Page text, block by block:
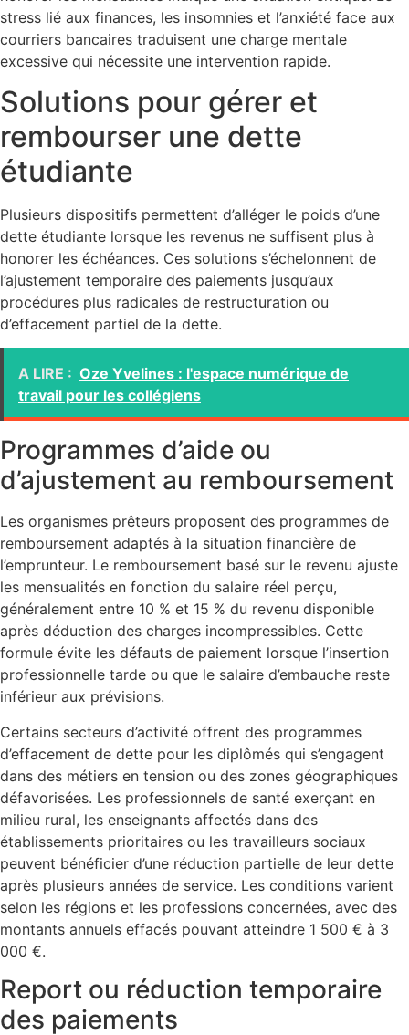
stress lié aux finances, les insomnies et l’anxiété face aux
courriers bancaires traduisent une charge mentale
excessive qui nécessite une intervention rapide.
Solutions pour gérer et
rembourser une dette
étudiante
Plusieurs dispositifs permettent d’alléger le poids d’une
dette étudiante lorsque les revenus ne suffisent plus à
honorer les échéances. Ces solutions s’échelonnent de
l’ajustement temporaire des paiements jusqu’aux
procédures plus radicales de restructuration ou
d’effacement partiel de la dette.
A LIRE : Oze Yvelines : l'espace numérique de
travail pour les collégiens
Programmes d’aide ou
d’ajustement au remboursement
Les organismes prêteurs proposent des programmes de
remboursement adaptés à la situation financière de
l’emprunteur. Le remboursement basé sur le revenu ajuste
les mensualités en fonction du salaire réel perçu,
généralement entre 10 % et 15 % du revenu disponible
après déduction des charges incompressibles. Cette
formule évite les défauts de paiement lorsque l’insertion
professionnelle tarde ou que le salaire d’embauche reste
inférieur aux prévisions.
Certains secteurs d’activité offrent des programmes
d’effacement de dette pour les diplômés qui s’engagent
dans des métiers en tension ou des zones géographiques
défavorisées. Les professionnels de santé exerçant en
milieu rural, les enseignants affectés dans des
établissements prioritaires ou les travailleurs sociaux
peuvent bénéficier d’une réduction partielle de leur dette
après plusieurs années de service. Les conditions varient
selon les régions et les professions concernées, avec des
montants annuels effacés pouvant atteindre 1 500 € à 3
000 €.
Report ou réduction temporaire
des paiements